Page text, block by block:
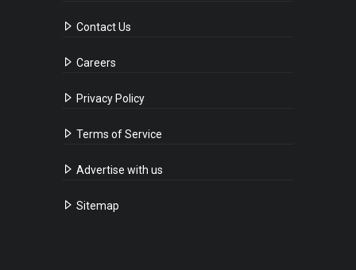
Contact Us
Careers
Privacy Policy
Terms of Service
Advertise with us
Sitemap